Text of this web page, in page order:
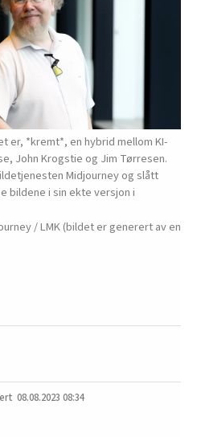
er, *kremt*, en hybrid mellom KI-
John Krogstie og Jim Tørresen.
Midjourney og slått
bildene i sin ekte versjon i
/ LMK (bildet er generert av en
08.08.2023 08:34